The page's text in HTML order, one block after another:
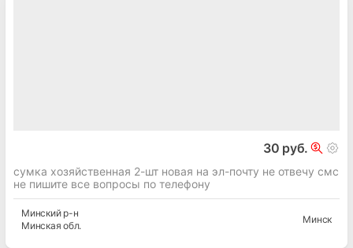
30 руб.
сумка хозяйственная 2-шт новая на эл-почту не отвечу смс
не пишите все вопросы по телефону
Минскийр-н
Минская обл.
Минск